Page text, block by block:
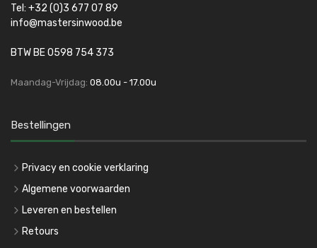
Tel: +32 (0)3 677 07 89
info@mastersinwood.be
BTW BE 0598 754 373
Maandag-Vrijdag: 08.00u - 17.00u
Bestellingen
Privacy en cookie verklaring
Algemene voorwaarden
Leveren en bestellen
Retours